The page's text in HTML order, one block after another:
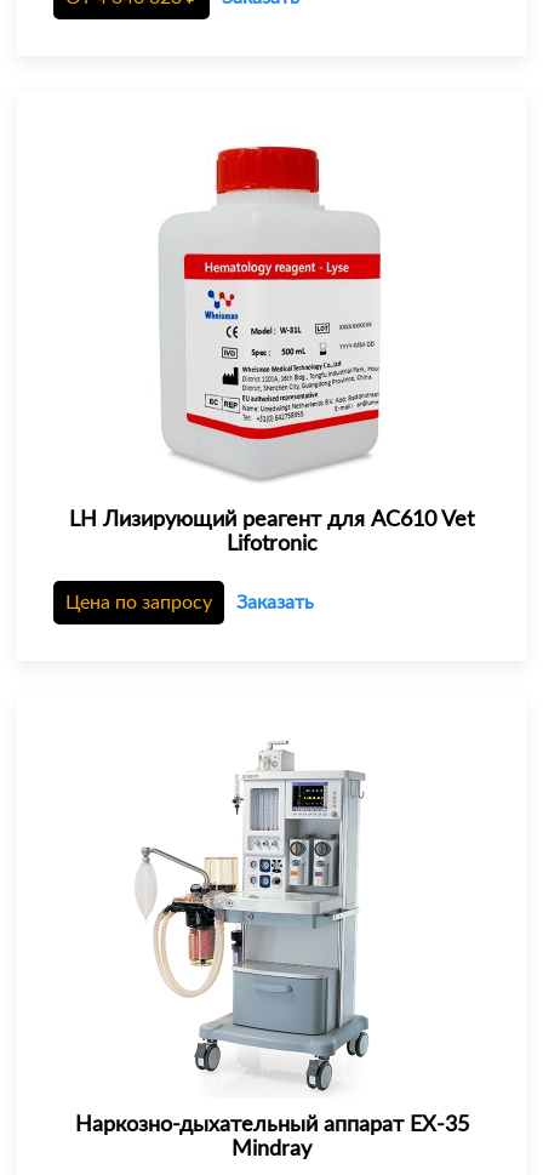
LH Лизирующий реагент для AC610 Vet
Lifotronic
Цена по запросу Заказать
Наркозно-дыхательный аппарат EX-35
Mindray